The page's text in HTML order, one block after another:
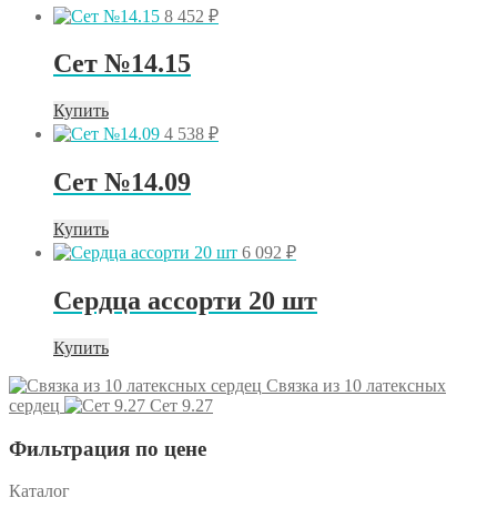
8 452 ₽
Сет №14.15
Купить
4 538 ₽
Сет №14.09
Купить
6 092 ₽
Сердца ассорти 20 шт
Купить
Связка из 10 латексных
сердец
Сет 9.27
Фильтрация по цене
Каталог